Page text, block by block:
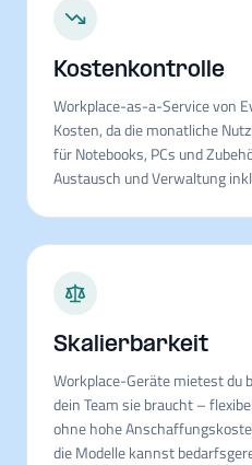
Kostenkontrolle
Workplace-as-a-Service von
Kosten, da die monatliche
für Notebooks, PCs und
Austausch und Verwaltung
Skalierbarkeit
Workplace-Geräte mietest du
dein Team sie braucht –
ohne hohe
die Modelle kannst